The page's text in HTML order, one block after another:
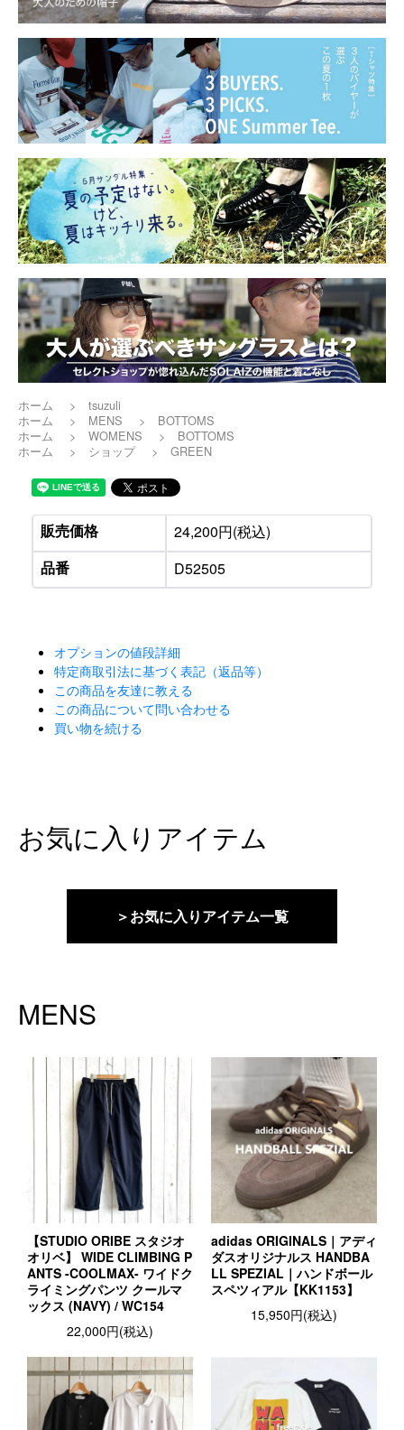
ホーム >
tsuzuli
ホーム
> MENS >
BOTTOMS
ホーム
> WOMENS >
BOTTOMS
ホーム
> ショップ > GREEN
販売価格
24,200円(税込)
品番
D52505
オプションの値段詳細
特定商取引法に基づく表記（返品等）
この商品を友達に教える
この商品について問い合わせる
買い物を続ける
お気に入りアイテム
＞お気に入りアイテム一覧
MENS
【STUDIO ORIBE スタジオ
オリベ】 WIDE CLIMBING P
ANTS -COOLMAX- ワイドク
ライミングパンツ クールマ
ックス (NAVY) / WC154
22,000円(税込)
adidas ORIGINALS｜アディ
ダスオリジナルス HANDBA
LL SPEZIAL｜ハンドボール
スペツィアル【KK1153】
15,950円(税込)